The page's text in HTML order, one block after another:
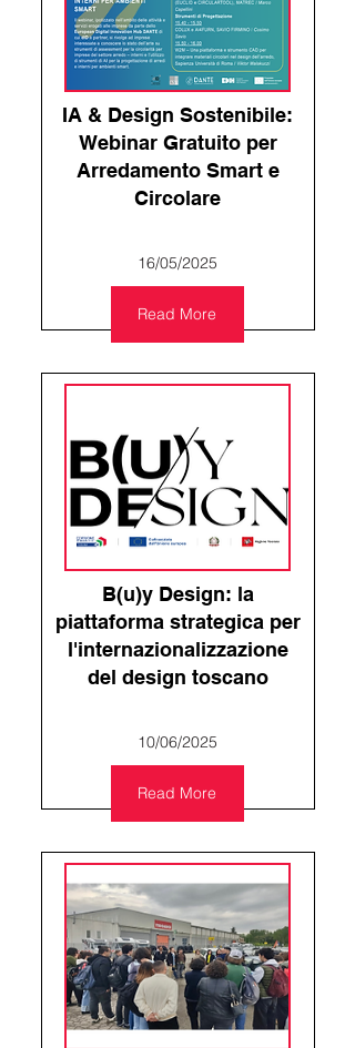
IA & Design Sostenibile:
Webinar Gratuito per
Arredamento Smart e
Circolare
16/05/2025
Read More
B(u)y Design: la
piattaforma strategica per
l'internazionalizzazione
del design toscano
10/06/2025
Read More